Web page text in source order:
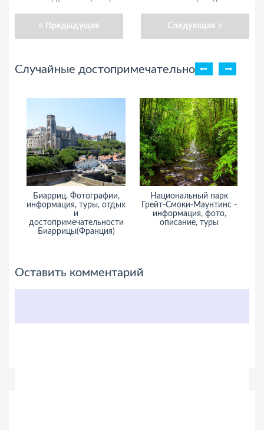
Предыдущая Следующая
Случайные достопримечательности
Биарриц. Фотографии,
информация, туры, отдых
и
достопримечательности
Биаррицы(Франция)
Национальный парк
Грейт-Смоки-Маунтинс -
информация, фото,
описание, туры
Оставить комментарий